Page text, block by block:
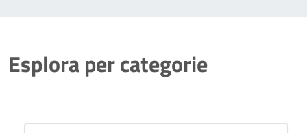
Esplora per categorie